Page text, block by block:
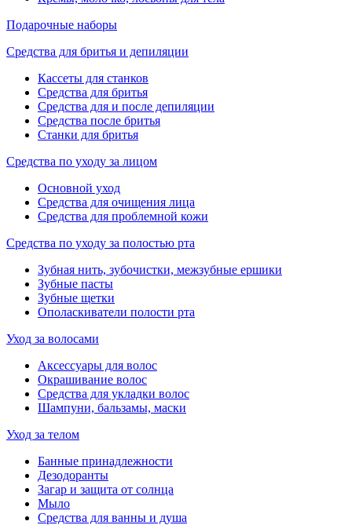
Подарочные наборы
Средства для бритья и депиляции
Кассеты для станков
Средства для бритья
Средства для и после депиляции
Средства после бритья
Станки для бритья
Средства по уходу за лицом
Основной уход
Средства для очищения лица
Средства для проблемной кожи
Средства по уходу за полостью рта
Зубная нить, зубочистки, межзубные ершики
Зубные пасты
Зубные щетки
Ополаскиватели полости рта
Уход за волосами
Аксессуары для волос
Окрашивание волос
Средства для укладки волос
Шампуни, бальзамы, маски
Уход за телом
Банные принадлежности
Дезодоранты
Загар и защита от солнца
Мыло
Средства для ванны и душа